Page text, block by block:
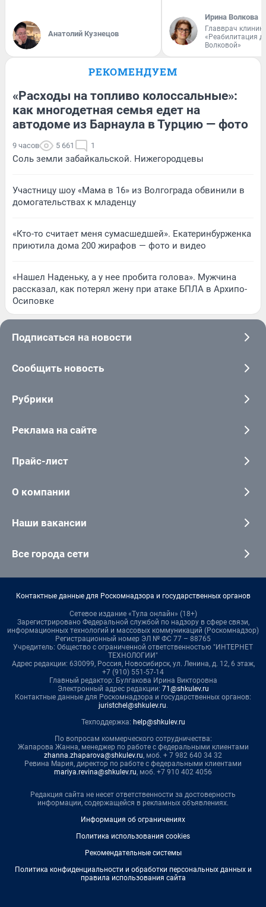
Анатолий Кузнецов
Ирина Волкова
Главврач
«Реабилитация
Волковой»
РЕКОМЕНДУЕМ
«Расходы на топливо колоссальные»:
как многодетная семья едет на
автодоме из Барнаула в Турцию — фото
9 часов 5 661 1
Соль земли забайкальской. Нижегородцевы
Участницу шоу «Мама в 16» из Волгограда обвинили в
домогательствах к младенцу
«Кто-то считает меня сумасшедшей». Екатеринбурженка
приютила дома 200 жирафов — фото и видео
«Нашел Наденьку, а у нее пробита голова». Мужчина
рассказал, как потерял жену при атаке БПЛА в Архипо-
Осиповке
Подписаться на новости
Сообщить новость
Рубрики
Реклама на сайте
Прайс-лист
О компании
Наши вакансии
Все города сети
Контактные данные для Роскомнадзора и государственных органов
Сетевое издание «Тула онлайн» (18+)
Зарегистрировано Федеральной службой по надзору в сфере связи,
информационных технологий и массовых коммуникаций (Роскомнадзор)
Регистрационный номер ЭЛ № ФС 77 – 88765
Учредитель: Общество с ограниченной ответственностью "ИНТЕРНЕТ
ТЕХНОЛОГИИ"
Адрес редакции: 630099, Россия, Новосибирск, ул. Ленина, д. 12, 6 этаж,
+7 (910) 551-57-14
Главный редактор: Булгакова Ирина Викторовна
Электронный адрес редакции: 71@shkulev.ru
Контактные данные для Роскомнадзора и государственных органов:
juristchel@shkulev.ru.
Техподдержка: help@shkulev.ru
По вопросам коммерческого сотрудничества:
Жапарова Жанна, менеджер по работе с федеральными клиентами
zhanna.zhaparova@shkulev.ru, моб. + 7 982 640 34 32
Ревина Мария, директор по работе с федеральными клиентами
mariya.revina@shkulev.ru, моб. +7 910 402 4056
Редакция сайта не несет ответственности за достоверность
информации, содержащейся в рекламных объявлениях.
Информация об ограничениях
Политика использования cookies
Рекомендательные системы
Политика конфиденциальности и обработки персональных данных и
правила использования сайта